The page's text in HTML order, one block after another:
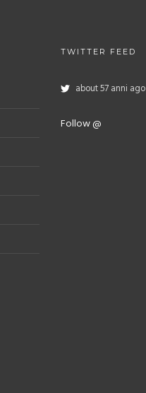
TWITTER FEED
about 57 anni ago
Follow @